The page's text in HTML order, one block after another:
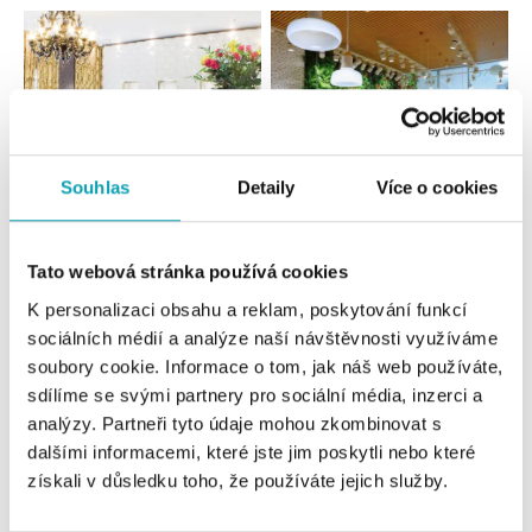
Souhlas Detaily Více o cookies
Tato webová stránka používá cookies
K personalizaci obsahu a reklam, poskytování funkcí
sociálních médií a analýze naší návštěvnosti využíváme
soubory cookie. Informace o tom, jak náš web používáte,
sdílíme se svými partnery pro sociální média, inzerci a
analýzy. Partneři tyto údaje mohou zkombinovat s
dalšími informacemi, které jste jim poskytli nebo které
získali v důsledku toho, že používáte jejich služby.
Všetky Česko Slovensko
ALO diamonds Hilton, Košice
Hlavná 123/1, 040 01 Košice
tel.: +421 911 854 322, +421 917 869 485
dnes otvorené od 09:00
ALOve OC Aupark, Bratislava